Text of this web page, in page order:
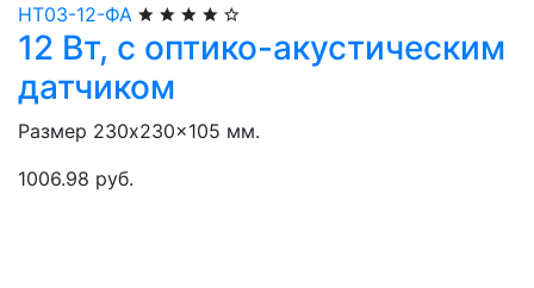
НТ03-12-ФА
12 Вт, с оптико-акустическим
датчиком
Размер 230x230x105 мм.
1006.98 руб.